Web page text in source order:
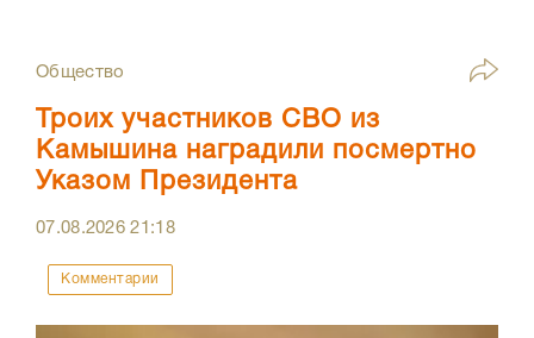
Общество
Троих участников СВО из
Камышина наградили посмертно
Указом Президента
07.08.202621:18
Комментарии